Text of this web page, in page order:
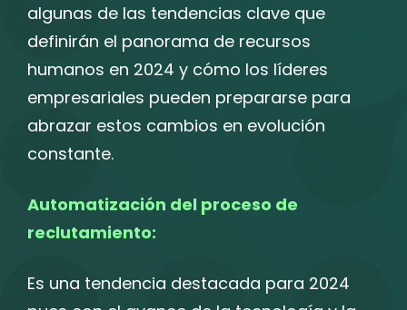
algunas de las tendencias clave que
definirán el panorama de recursos
humanos en 2024 y cómo los líderes
empresariales pueden prepararse para
abrazar estos cambios en evolución
constante.
Automatización del proceso de
reclutamiento:
Es una tendencia destacada para 2024